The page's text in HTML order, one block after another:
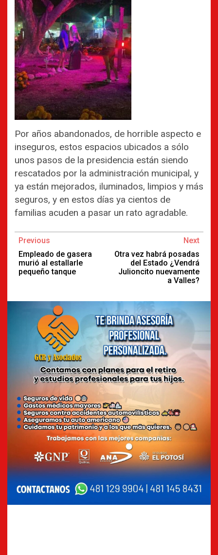
Por años abandonados, de horrible aspecto e
inseguros, estos espacios ubicados a sólo
unos pasos de la presidencia están siendo
rescatados por la administración municipal, y
ya están mejorados, iluminados, limpios y más
seguros, y en estos días ya cientos de
familias acuden a pasar un rato agradable.
Continue
Reading
Previous
Empleado de gasera
murió al estallarle
pequeño tanque
Next
Otra vez habrá posadas
del Estado ¿Vendrá
Julioncito nuevamente
a Valles?